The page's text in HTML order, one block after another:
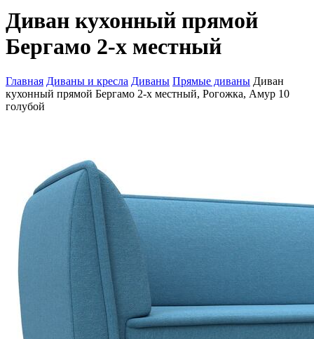
Диван кухонный прямой
Бергамо 2-х местный
Главная Диваны и кресла Диваны Прямые диваны Диван
кухонный прямой Бергамо 2-х местный, Рогожка, Амур 10
голубой